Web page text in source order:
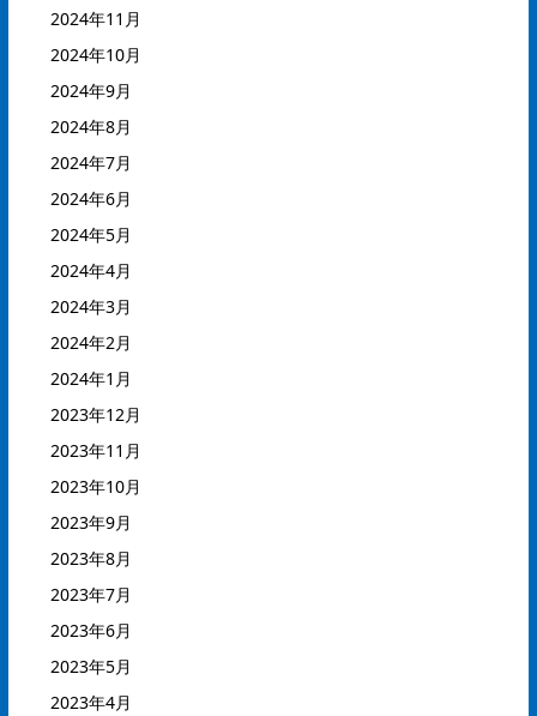
2024年11月
2024年10月
2024年9月
2024年8月
2024年7月
2024年6月
2024年5月
2024年4月
2024年3月
2024年2月
2024年1月
2023年12月
2023年11月
2023年10月
2023年9月
2023年8月
2023年7月
2023年6月
2023年5月
2023年4月